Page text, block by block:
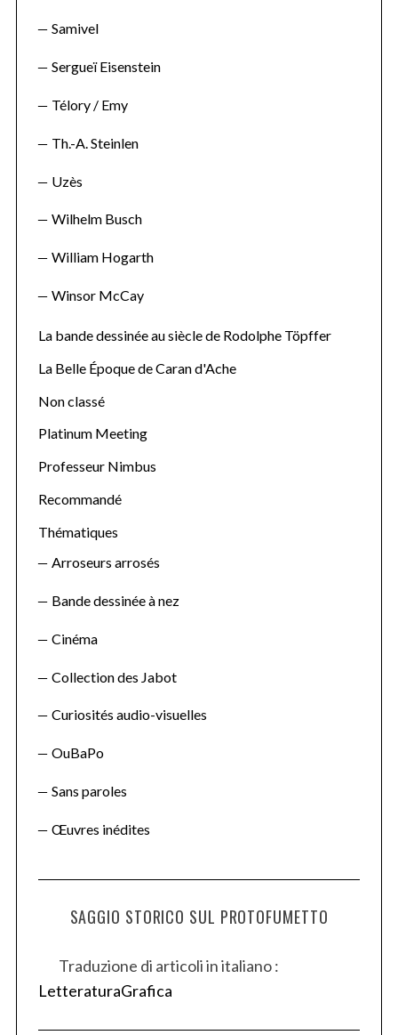
Samivel
Sergueï Eisenstein
Télory / Emy
Th.-A. Steinlen
Uzès
Wilhelm Busch
William Hogarth
Winsor McCay
La bande dessinée au siècle de Rodolphe Töpffer
La Belle Époque de Caran d'Ache
Non classé
Platinum Meeting
Professeur Nimbus
Recommandé
Thématiques
Arroseurs arrosés
Bande dessinée à nez
Cinéma
Collection des Jabot
Curiosités audio-visuelles
OuBaPo
Sans paroles
Œuvres inédites
SAGGIO STORICO SUL PROTOFUMETTO
Traduzione di articoli in italiano :
LetteraturaGrafica